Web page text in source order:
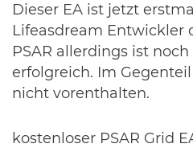
Dieser EA ist jetzt
Lifeasdream Entwickler
PSAR allerdings ist
erfolgreich. Im Gegenteil
nicht vorenthalten.
kostenloser PSAR Grid